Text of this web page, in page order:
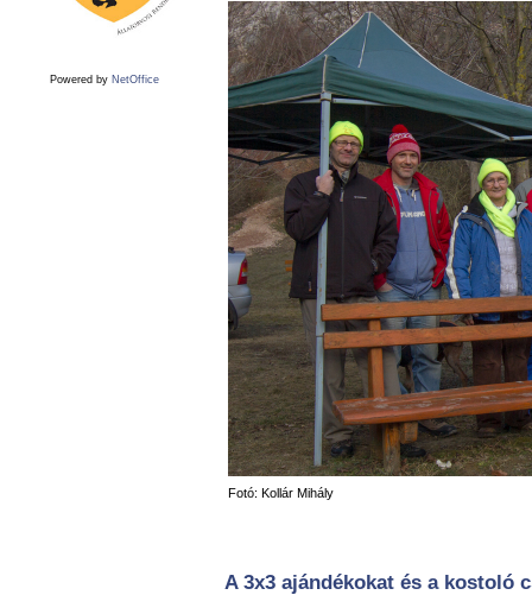
Powered by NetOffice
Fotó: Kollár Mihály
A 3x3 ajándékokat és a kostoló